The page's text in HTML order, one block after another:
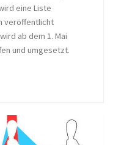
eine Liste
veröffentlicht
ab dem 1. Mai
und umgesetzt.